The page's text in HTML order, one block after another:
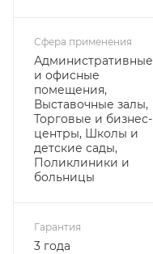
Сфера применения
Административные
и офисные
помещения,
Выставочные залы,
Торговые и бизнес-
центры, Школы и
детские сады,
Поликлиники и
больницы
Гарантия
3 года